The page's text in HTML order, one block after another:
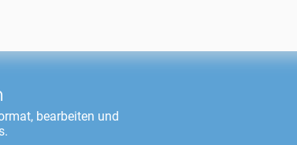
bearbeiten und